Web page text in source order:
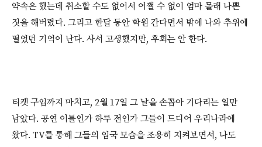
약속은 했는데 취소할 수도 없어서 어쩔 수 없이 엄마 몰래 나쁜
짓을 해버렸다. 그리고 한달 동안 학원 간다면서 밖에 나와 추위에
떨었던 기억이 난다. 사서 고생했지만, 후회는 안 한다.
티켓 구입까지 마치고, 2월 17일 그 날을 손꼽아 기다리는 일만
남았다. 공연 이틀인가 하루 전인가 그들이 드디어 우리나라에
왔다. TV를 통해 그들의 입국 모습을 조용히 지켜보면서, 나도